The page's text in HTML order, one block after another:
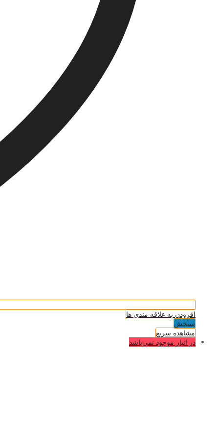
افزودن به علاقه مندی ها
سنجش
مشاهده سریع
در انبار موجود نمی‌باشد